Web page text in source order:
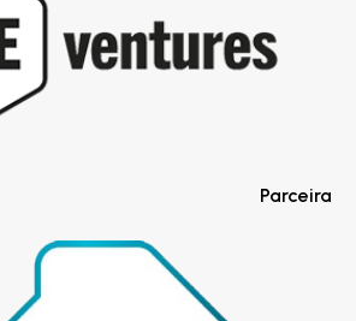
Parceira